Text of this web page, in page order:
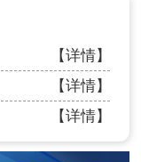
【详情】
【详情】
【详情】